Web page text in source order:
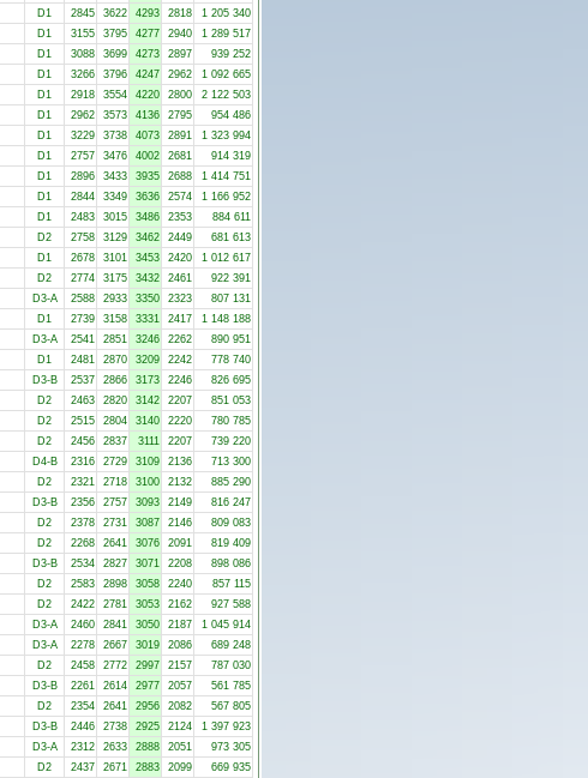
D1 2845 3622 4293 2818
1 205 340
D1 3155 3795 4277 2940
1 289 517
D1 3088 3699 4273 2897
939 252
D1 3266 3796 4247 2962
1 092 665
D1 2918 3554 4220 2800
2 122 503
D1 2962 3573 4136 2795
954 486
D1 3229 3738 4073 2891
1 323 994
D1 2757 3476 4002 2681
914 319
D1 2896 3433 3935 2688
1 414 751
D1 2844 3349 3636 2574
1 166 952
D1 2483 3015 3486 2353
884 611
D2 2758 3129 3462 2449
681 613
D1 2678 3101 3453 2420
1 012 617
D2 2774 3175 3432 2461
922 391
D3-A 2588 2933 3350 2323
807 131
D1 2739 3158 3331 2417
1 148 188
D3-A 2541 2851 3246 2262
890 951
D1 2481 2870 3209 2242
778 740
D3-B 2537 2866 3173 2246
826 695
D2 2463 2820 3142 2207
851 053
D2 2515 2804 3140 2220
780 785
D2 2456 2837 3111 2207
739 220
D4-B 2316 2729 3109 2136
713 300
D2 2321 2718 3100 2132
885 290
D3-B 2356 2757 3093 2149
816 247
D2 2378 2731 3087 2146
809 083
D2 2268 2641 3076 2091
819 409
D3-B 2534 2827 3071 2208
898 086
D2 2583 2898 3058 2240
857 115
D2 2422 2781 3053 2162
927 588
D3-A 2460 2841 3050 2187
1 045 914
D3-A 2278 2667 3019 2086
689 248
D2 2458 2772 2997 2157
787 030
D3-B 2261 2614 2977 2057
561 785
D2 2354 2641 2956 2082
567 805
D3-B 2446 2738 2925 2124
1 397 923
D3-A 2312 2633 2888 2051
973 305
D2 2437 2671 2883 2099
669 935